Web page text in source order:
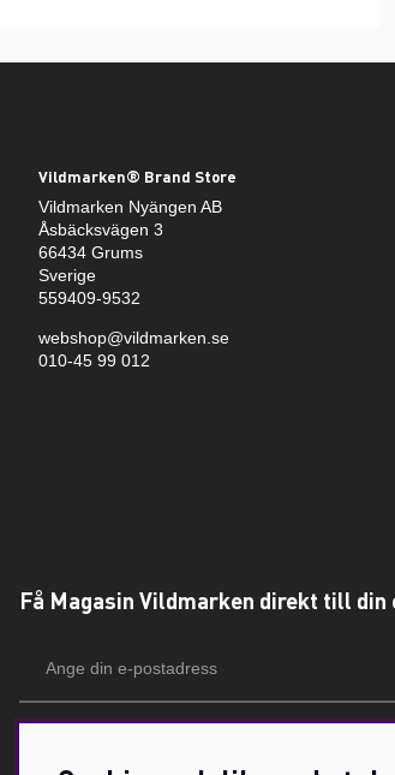
Vildmarken® Brand Store
Vildmarken Nyängen AB
Åsbäcksvägen 3
66434 Grums
Sverige
559409-9532
webshop@vildmarken.se
010-45 99 012
Få Magasin Vildmarken direkt till
postadress